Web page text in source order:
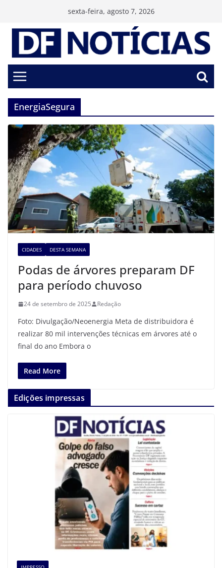
conteúdo
sexta-feira, agosto 7, 2026
EnergiaSegura
CIDADES DESTA SEMANA
Podas de árvores preparam DF
para período chuvoso
24 de setembro de 2025 Redação
Foto: Divulgação/Neoenergia Meta de distribuidora é
realizar 80 mil intervenções técnicas em árvores até o
final do ano Embora o
Read More
Edições impressas